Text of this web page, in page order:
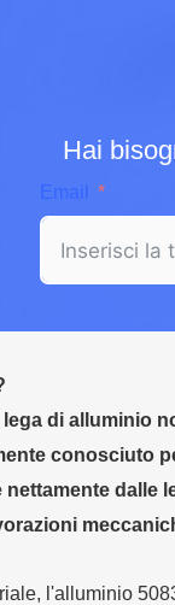
Hai
Email
di alluminio
conosciuto
dalle
l'alluminio